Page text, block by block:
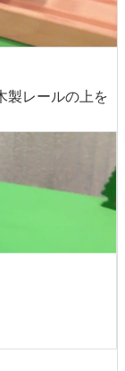
製レールの上を